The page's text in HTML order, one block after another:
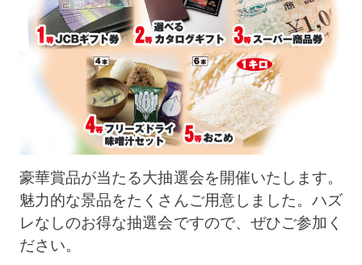
豪華賞品が当たる大抽選会を開催いたします。
魅力的な景品をたくさんご用意しました。ハズ
レなしのお得な抽選会ですので、ぜひご参加く
ださい。